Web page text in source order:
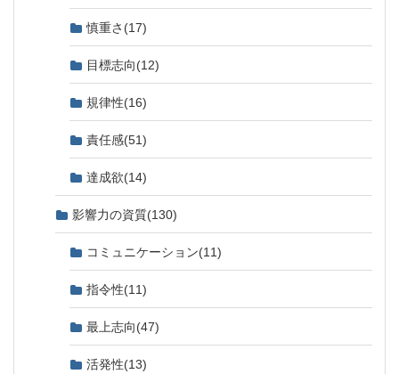
慎重さ (17)
目標志向(12)
規律性(16)
責任感(51)
達成欲(14)
影響力の資質(130)
コミュニケーション(11)
指令性(11)
最上志向(47)
活発性(13)